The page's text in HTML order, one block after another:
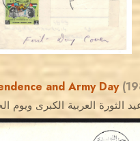
and Army Day
الثورة العربية الكبرى ويوم